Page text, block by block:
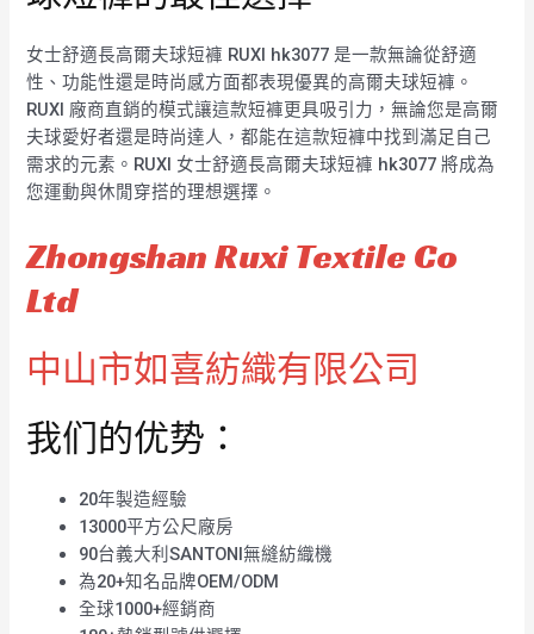
女士舒適長高爾夫球短褲 RUXI hk3077 是一款無論從舒適
性、功能性還是時尚感方面都表現優異的高爾夫球短褲。
RUXI 廠商直銷的模式讓這款短褲更具吸引力，無論您是高爾
夫球愛好者還是時尚達人，都能在這款短褲中找到滿足自己
需求的元素。RUXI 女士舒適長高爾夫球短褲 hk3077 將成為
您運動與休閒穿搭的理想選擇。
Zhongshan Ruxi Textile Co
Ltd
中山市如喜紡織有限公司
我们的优势：
20年製造經驗
13000平方公尺廠房
90台義大利SANTONI無縫紡織機
為20+知名品牌OEM/ODM
全球1000+經銷商